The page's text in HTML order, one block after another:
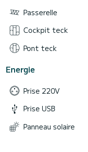
Passerelle
Cockpit teck
Pont teck
Energie
Prise 220V
Prise USB
Panneau solaire